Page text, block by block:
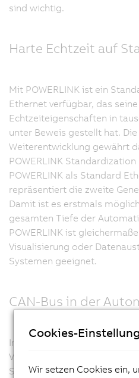
sind wichtig.
Harte Echtzeit auf
Mit POWERLINK ist ein
Ethernet verfügbar, das
Echtzeiteigenschaften in
unter Beweis gestellt hat.
Weiterentwicklung gewährt
POWERLINK Standardization
POWERLINK als Standard
repräsentiert die zweite
Damit ist es erstmals
gesamten Tiefe der
POWERLINK ist
Visualisierung oder
Systemen geeignet.
CAN-Bus in der
Im Maschinenbau hat der
Verbreitung. Dies verdankt er
Störfestigkeit, der schnellen
Cookies-
Wir setzen Cookies ein,